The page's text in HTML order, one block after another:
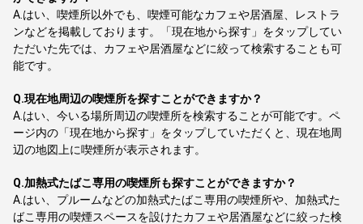
A. はい、喫煙所以外でも、喫煙可能なカフェや居酒屋、レストラ
ンなどを掲載しております。「現在地から探す」をタップしてい
ただいた先では、カフェや居酒屋などに絞って検索することも可
能です。
Q.現在地周辺の喫煙所を探すことができますか？
A. はい、今いる場所周辺の喫煙所を検索することが可能です。ペ
ージ内の「現在地から探す」をタップしていただくと、現在地周
辺の地図上に喫煙所が表示されます。
Q.加熱式たばこ専用の喫煙所も探すことができますか？
A. はい、プルームなどの加熱式たばこ専用の喫煙所や、加熱式た
ばこ専用の喫煙スペースを設けたカフェや居酒屋などに絞った検